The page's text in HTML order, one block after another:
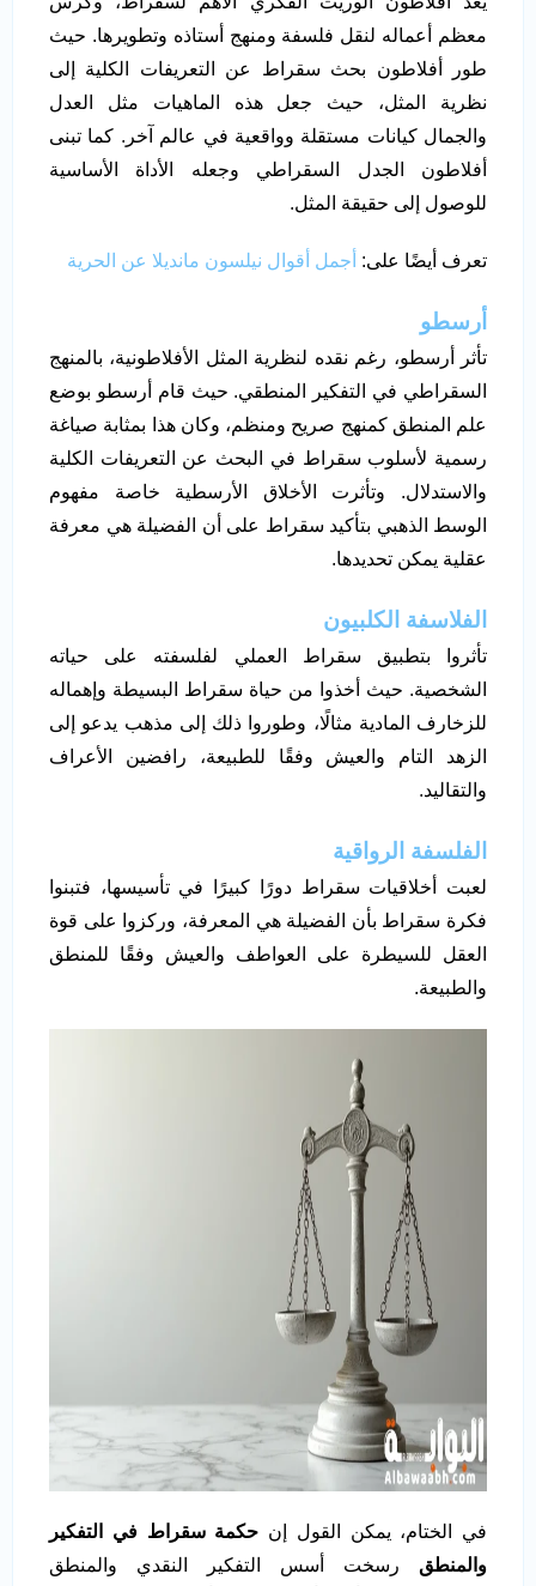
معظم أعماله لنقل فلسفة ومنهج أستاذه وتطويرها. حيث
طور أفلاطون بحث سقراط عن التعريفات الكلية إلى
نظرية المثل، حيث جعل هذه الماهيات مثل العدل
والجمال كيانات مستقلة وواقعية في عالم آخر. كما تبنى
أفلاطون الجدل السقراطي وجعله الأداة الأساسية
للوصول إلى حقيقة المثل.
تعرف أيضًا على: أجمل أقوال نيلسون مانديلا عن الحرية
أرسطو
تأثر أرسطو، رغم نقده لنظرية المثل الأفلاطونية، بالمنهج
السقراطي في التفكير المنطقي. حيث قام أرسطو بوضع
علم المنطق كمنهج صريح ومنظم، وكان هذا بمثابة صياغة
رسمية لأسلوب سقراط في البحث عن التعريفات الكلية
والاستدلال. وتأثرت الأخلاق الأرسطية خاصة مفهوم
الوسط الذهبي بتأكيد سقراط على أن الفضيلة هي معرفة
عقلية يمكن تحديدها.
الفلاسفة الكلبيون
تأثروا بتطبيق سقراط العملي لفلسفته على حياته
الشخصية. حيث أخذوا من حياة سقراط البسيطة وإهماله
للزخارف المادية مثالًا، وطوروا ذلك إلى مذهب يدعو إلى
الزهد التام والعيش وفقًا للطبيعة، رافضين الأعراف
والتقاليد.
الفلسفة الرواقية
لعبت أخلاقيات سقراط دورًا كبيرًا في تأسيسها، فتبنوا
فكرة سقراط بأن الفضيلة هي المعرفة، وركزوا على قوة
العقل للسيطرة على العواطف والعيش وفقًا للمنطق
والطبيعة.
في الختام، يمكن القول إن حكمة سقراط في التفكير
والمنطق رسخت أسس التفكير النقدي والمنطق